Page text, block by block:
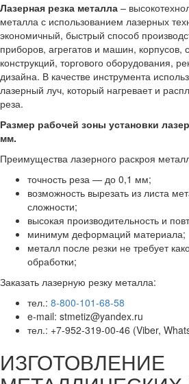
Лазерная резка металла –
металла с использованием лазерных
экономичный, быстрый способ
приборов, агрегатов и машин, корпусов,
конструкций, торгового оборудования,
дизайна. В качестве инструмента
лазерный луч, который нагревает и
реза.
Размер рабочей зоны установки
мм.
Преимущества лазерного раскроя
точность реза — до 0,1 мм;
возможность вырезать из листа
сложности;
высокая производительность и
минимум деформаций материала;
металл после резки не требует
обработки;
Заказать лазерную резку металла:
тел.: 8-800-101-68-58
e-mail: stmetiz@yandex.ru
тел.: +7-952-319-00-46 (Viber,
ИЗГОТОВЛЕНИЕ